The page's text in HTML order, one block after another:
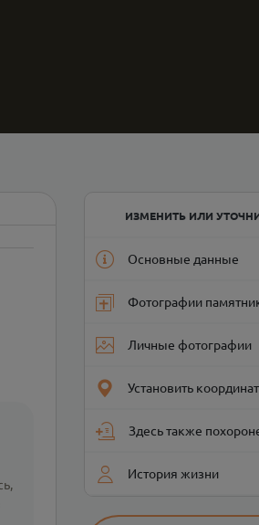
ИЗМЕНИТЬ ИЛИ
Основные данные
Фотографии
Личные фотографии
Установить
Здесь также
История жизни